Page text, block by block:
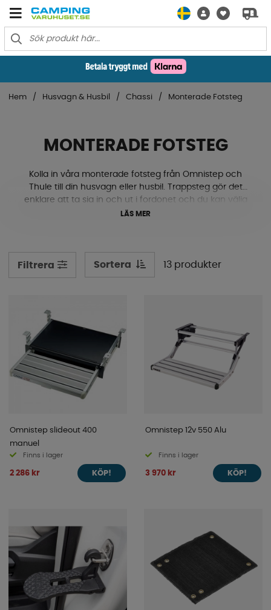
Hem Husvagn & Husbil Chassi Monterade Fotsteg
MONTERADE FOTSTEG
Kolla in våra monterade fotsteg från Omnistep och
Thule till din husvagn eller husbil. Trappsteg gör det
enklare att ta sig in och ut i fordonet och du kan välja
mellan manuell eller automatisk elektrisk in- och
till din nästa campingsemester.
LÄS MER
Filtrera Sortera 13 produkter
Omnistep slideout 400
manuel
Finns i lager
2 286 kr KÖP!
Omnistep 12v 550 Alu
Finns i lager
3 970 kr KÖP!